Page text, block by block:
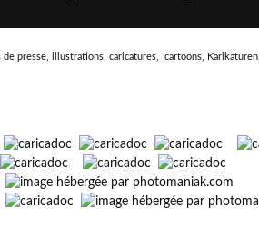
presse, illustrations, caricatures, cartoons, Karikaturen,